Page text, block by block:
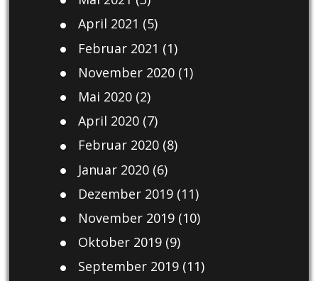
April 2021 (5)
Februar 2021 (1)
November 2020(1)
Mai 2020(2)
April 2020(7)
Februar 2020(8)
Januar 2020(6)
Dezember 2019(11)
November 2019(10)
Oktober 2019(9)
September 2019(11)